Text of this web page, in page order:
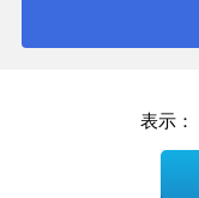
表示：